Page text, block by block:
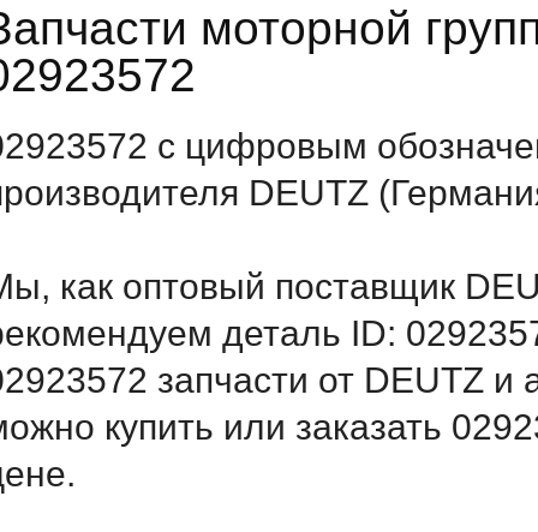
моторной
с цифровым
DEUTZ
как оптовый поставщик
деталь ID:
запчасти от DEUTZ и
купить или заказать